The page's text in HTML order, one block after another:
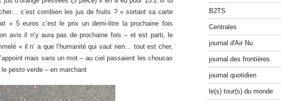
c’est combien les jus de fruits ? » sortant sa carte
« 5 euros c’est le prix un demi-litre la prochaine fois
avis il n’y aura pas de prochaine fois – et est parti, le
« il n’ a que l’humanité qui vaut rien… tout est cher,
mais sans un mot – au ciel passaient les choucas
pesto verde – en marchant
B2TS
Centrales
journal d'Air Nu
journal des frontières
journal quotidien
le(s) tour(s) du monde